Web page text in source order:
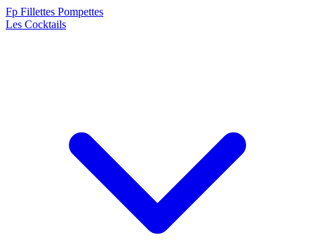
Fp Fillettes Pompettes
Les Cocktails